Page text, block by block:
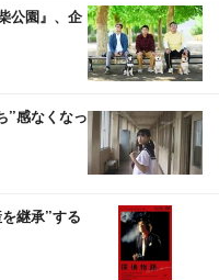
公園』、企
”感なくなっ
継承”する